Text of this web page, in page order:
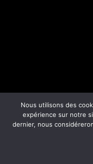
Nous utilisons des
expérience sur notre
dernier, nous